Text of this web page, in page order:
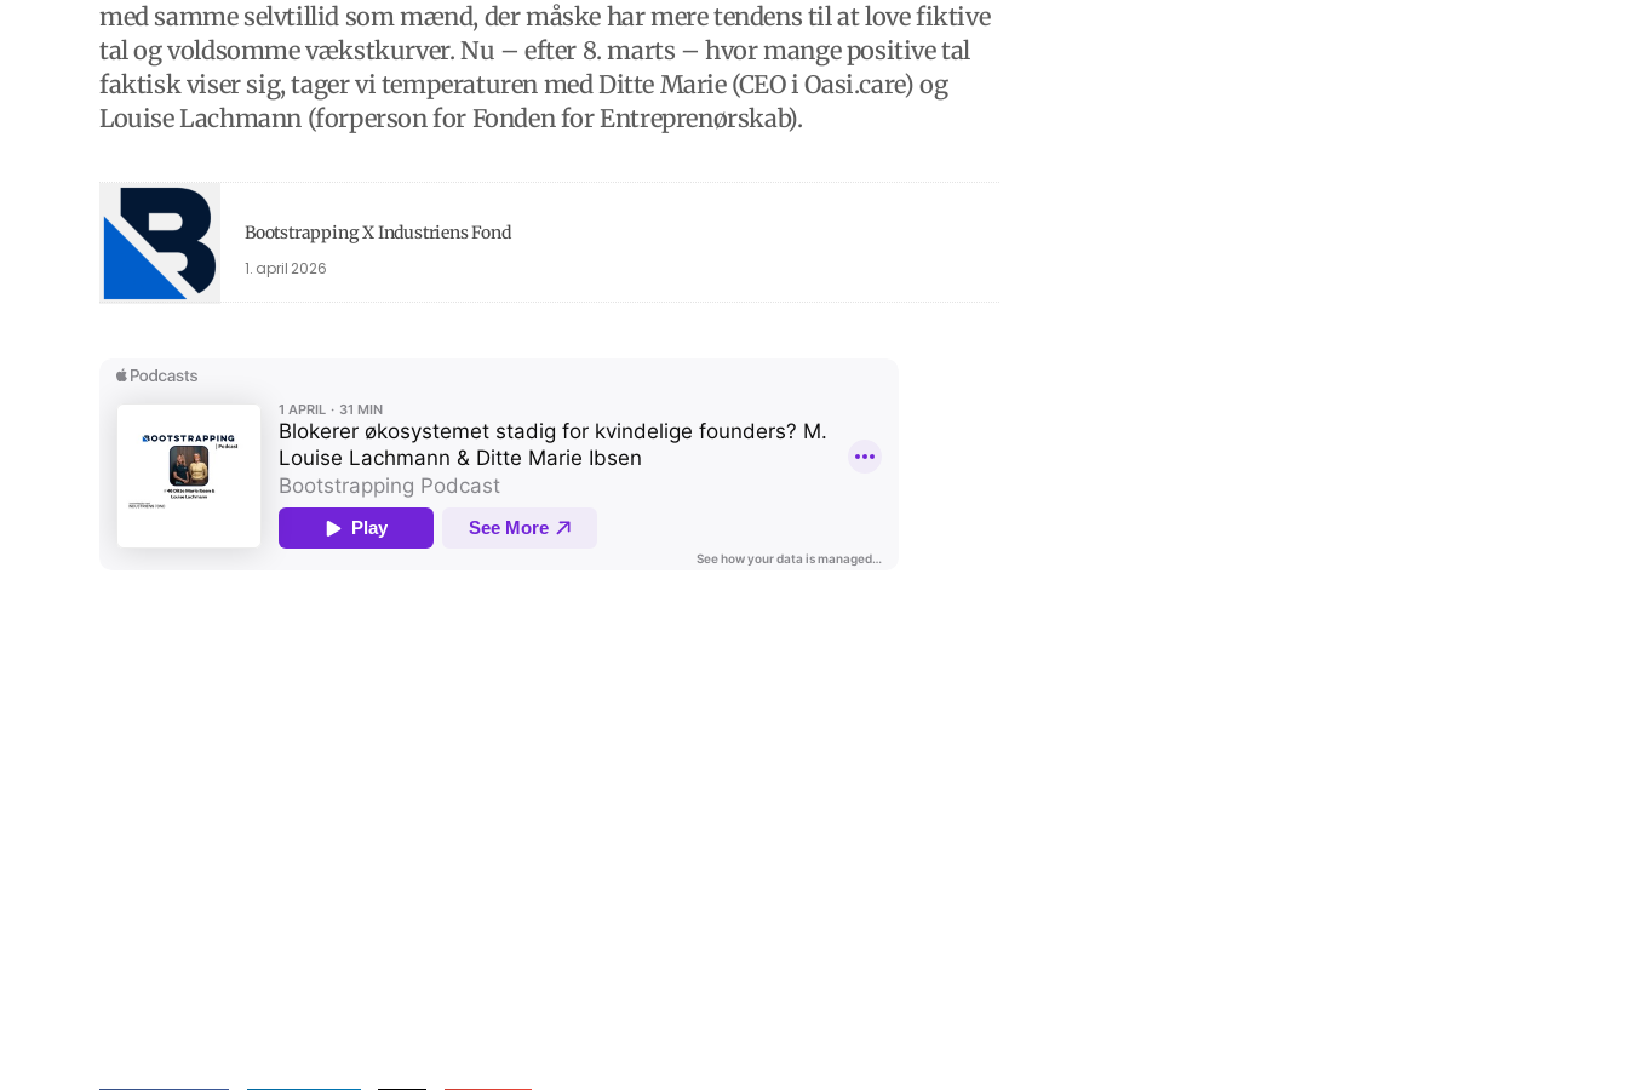
med samme selvtillid som mænd, der måske har mere tendens til at love fiktive
tal og voldsomme vækstkurver. Nu – efter 8. marts – hvor mange positive tal
faktisk viser sig, tager vi temperaturen med Ditte Marie (CEO i Oasi.care) og
Louise Lachmann (forperson for Fonden for Entreprenørskab).
Bootstrapping X Industriens Fond
1. april 2026